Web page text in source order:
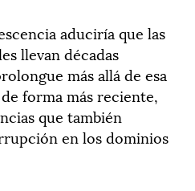
aduciría que las
llevan décadas
más allá de esa
forma más reciente,
que también
en los dominios